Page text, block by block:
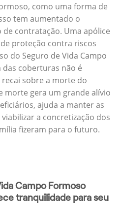
como uma forma de
tem aumentado o
contratação. Uma apólice
proteção contra riscos
do Seguro de Vida Campo
coberturas não é
sobre a morte do
morte gera um grande alívio
ajuda a manter as
a concretização dos
fizeram para o futuro.
Campo Formoso
tranquilidade para seu